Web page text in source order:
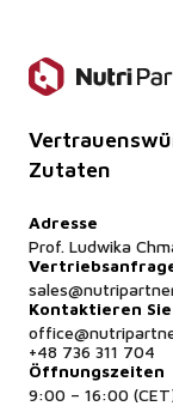
Zutaten
Adresse
Prof. Ludwika
Kontaktieren
+48 736 311 704
Öffnungszeiten
9:00 – 16:00